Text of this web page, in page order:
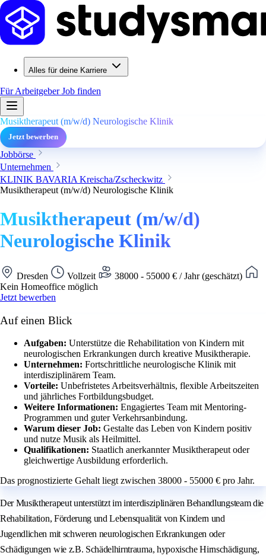
Alles für deine Karriere
Für ArbeitgeberJob finden
Musiktherapeut (m/w/d) Neurologische Klinik
Jetzt bewerben
Jobbörse
Unternehmen
KLINIK BAVARIA Kreischa/Zscheckwitz
Musiktherapeut (m/w/d) Neurologische Klinik
Musiktherapeut (m/w/d)
Neurologische Klinik
Dresden Vollzeit
38000 - 55000 € / Jahr (geschätzt)
Kein Homeoffice möglich
Jetzt bewerben
Auf einen Blick
Aufgaben: Unterstütze die Rehabilitation von Kindern mit
neurologischen Erkrankungen durch kreative Musiktherapie.
Unternehmen: Fortschrittliche neurologische Klinik mit
interdisziplinärem Team.
Vorteile: Unbefristetes Arbeitsverhältnis, flexible Arbeitszeiten
und jährliches Fortbildungsbudget.
Weitere Informationen: Engagiertes Team mit Mentoring-
Programmen und guter Verkehrsanbindung.
Warum dieser Job: Gestalte das Leben von Kindern positiv
und nutze Musik als Heilmittel.
Qualifikationen: Staatlich anerkannter Musiktherapeut oder
gleichwertige Ausbildung erforderlich.
Das prognostizierte Gehalt liegt zwischen 38000 - 55000 € pro Jahr.
Der Musiktherapeut unterstützt im interdisziplinären Behandlungsteam die
Rehabilitation, Förderung und Lebensqualität von Kindern und
Jugendlichen mit schweren neurologischen Erkrankungen oder
Schädigungen wie z.B. Schädelhirntrauma, hypoxische Hirnschädigung,